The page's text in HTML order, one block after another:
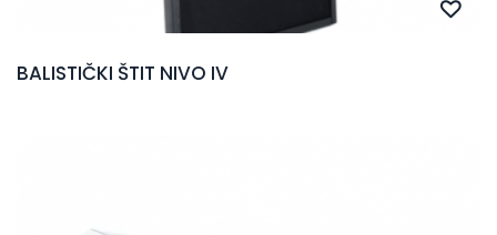
BALISTIČKI ŠTIT NIVO IV